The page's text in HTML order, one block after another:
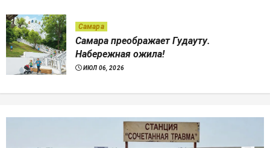
Самара
Самара преображает Гудауту.
Набережная ожила!
ИЮЛ 06, 2026